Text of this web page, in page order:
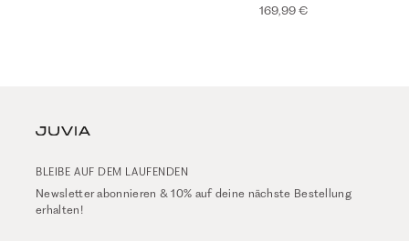
169,99 €
BLEIBE AUF DEM LAUFENDEN
Newsletter abonnieren & 10% auf deine nächste Bestellung
erhalten!